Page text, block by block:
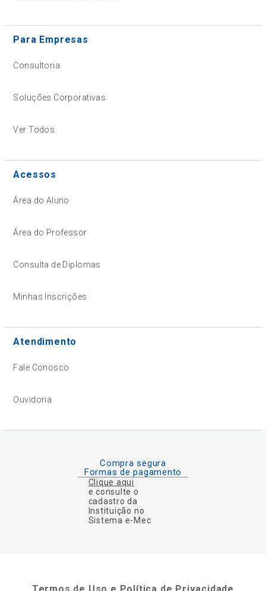
Para Empresas
Consultoria
Soluções Corporativas
Ver Todos
Acessos
Área do Aluno
Área do Professor
Consulta de Diplomas
Minhas Inscrições
Atendimento
Fale Conosco
Ouvidoria
Compra segura
Formas de pagamento
Clique aqui
e consulte o
cadastro da
Instituição no
Sistema e-Mec